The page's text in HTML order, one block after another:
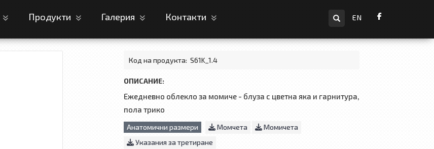
Продукти Галерия Контакти
EN
Код на продукта: S61K_1.4
ОПИСАНИЕ:
Ежедневно облекло за момиче - блуза с цветна яка и гарнитура,
пола трико
Анатомични размери Момчета
Момичета
Указания за третиране